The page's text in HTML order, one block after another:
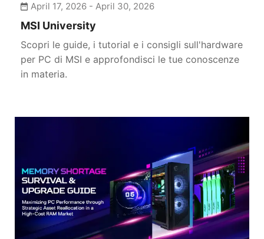
PERIPHERALS
NETWORKING
ALL-IN-ONE PCS
AIOT SOLUTIONS
April 17, 2026 - April 30, 2026
MSI University
Scopri le guide, i tutorial e i consigli sull'hardware
per PC di MSI e approfondisci le tue conoscenze
in materia.